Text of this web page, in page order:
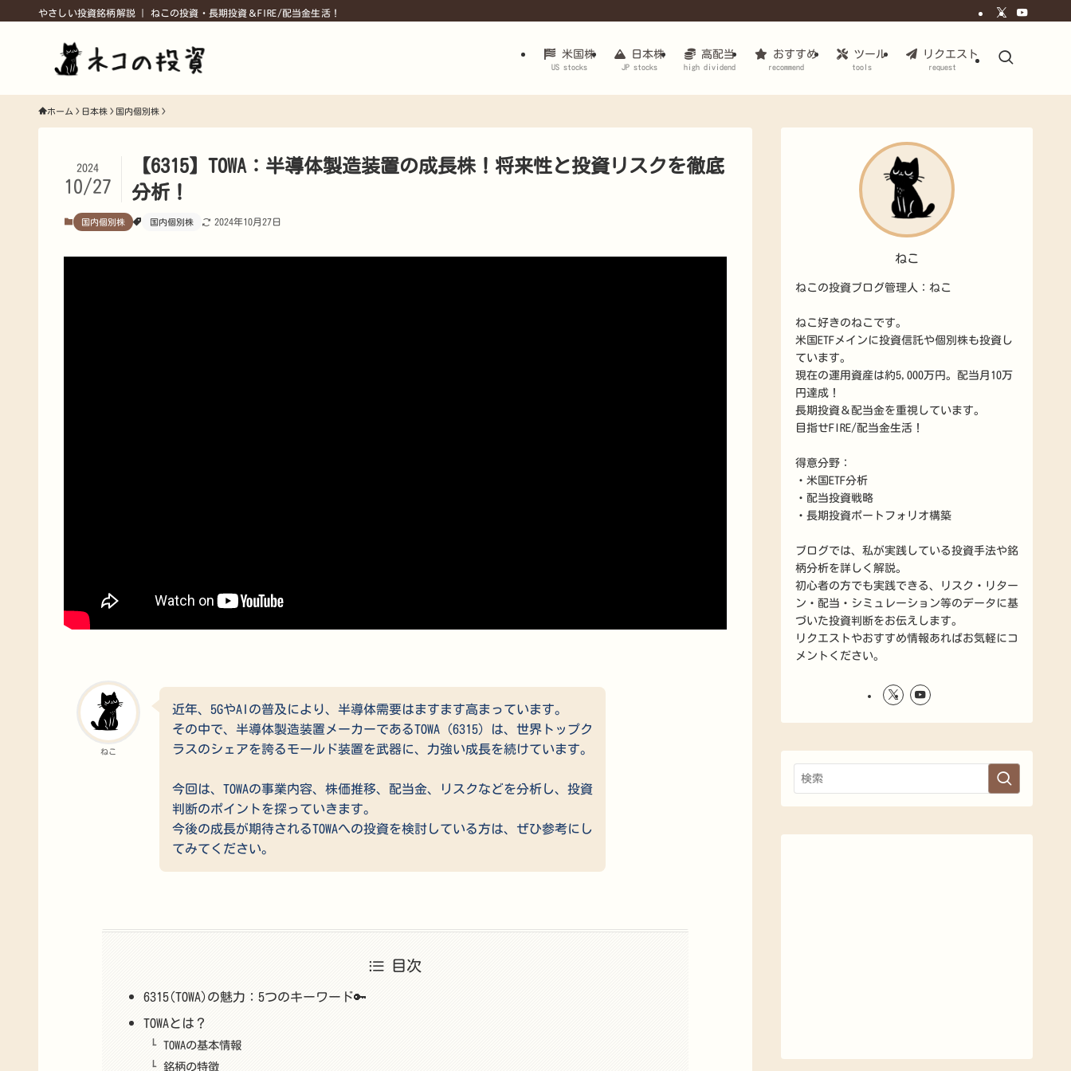
やさしい投資銘柄解説 | ねこの投資・長期投資＆FIRE/配当金生活！
米国株
US stocks
日本株
JP stocks
高配当
high dividend
おすすめ
recommend
ツール
tools
リクエスト
request
ホーム 日本株 国内個別株
【6315】TOWA：半導体製造装置の成長株！将来性と投資リスクを徹底
分析！
2024
10/27
国内個別株 国内個別株 2024年10月27日
ねこ
近年、5GやAIの普及により、半導体需要はますます高まっています。
その中で、半導体製造装置メーカーであるTOWA（6315）は、世界トップク
ラスのシェアを誇るモールド装置を武器に、力強い成長を続けています。
今回は、TOWAの事業内容、株価推移、配当金、リスクなどを分析し、投資
判断のポイントを探っていきます。
今後の成長が期待されるTOWAへの投資を検討している方は、ぜひ参考にし
てみてください。
目次
6315(TOWA)の魅力：5つのキーワード🔑
TOWAとは？
TOWAの基本情報
銘柄の特徴
ねこ
ねこの投資ブログ管理人：ねこ
ねこ好きのねこです。
米国ETFメインに投資信託や個別株も投資し
ています。
現在の運用資産は約5,000万円。配当月10万
円達成！
長期投資＆配当金を重視しています。
目指せFIRE/配当金生活！
得意分野：
・米国ETF分析
・配当投資戦略
・長期投資ポートフォリオ構築
ブログでは、私が実践している投資手法や銘
柄分析を詳しく解説。
初心者の方でも実践できる、リスク・リター
ン・配当・シミュレーション等のデータに基
づいた投資判断をお伝えします。
リクエストやおすすめ情報あればお気軽にコ
メントください。